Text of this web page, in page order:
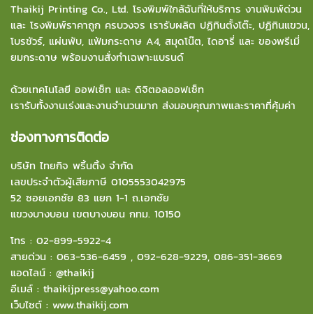
Thaikij Printing Co., Ltd. โรงพิมพ์ใกล้ฉันที่ให้บริการ งานพิมพ์ด่วน
และ โรงพิมพ์ราคาถูก ครบวงจร เรารับผลิต ปฏิทินตั้งโต๊ะ, ปฏิทินแขวน,
โบรชัวร์, แผ่นพับ, แฟ้มกระดาษ A4, สมุดโน๊ต, ไดอารี่ และ ของพรีเมี่
ยมกระดาษ พร้อมงานสั่งทำเฉพาะแบรนด์
ด้วยเทคโนโลยี ออฟเซ็ท และ ดิจิตอลออฟเซ็ท
เรารับทั้งงานเร่งและงานจำนวนมาก ส่งมอบคุณภาพและราคาที่คุ้มค่า
ช่องทางการติดต่อ
บริษัท ไทยกิจ พริ้นติ้ง จำกัด
เลขประจำตัวผู้เสียภาษี 0105553042975
52 ซอยเอกชัย 83 แยก 1-1 ถ.เอกชัย
แขวงบางบอน เขตบางบอน กทม. 10150
โทร : 02-899-5922-4
สายด่วน : 063-536-6459 , 092-628-9229, 086-351-3669
แอดไลน์ : @thaikij
อีเมล์ : thaikijpress@yahoo.com
เว็บไซต์ : www.thaikij.com